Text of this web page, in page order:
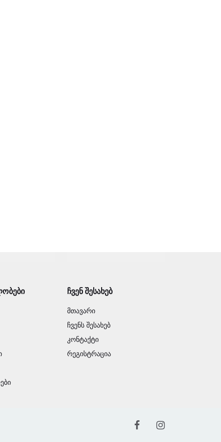
ჩვენ შესახებ
მთავარი
ჩვენს შესახებ
კონტაქტი
რეგისტრაცია